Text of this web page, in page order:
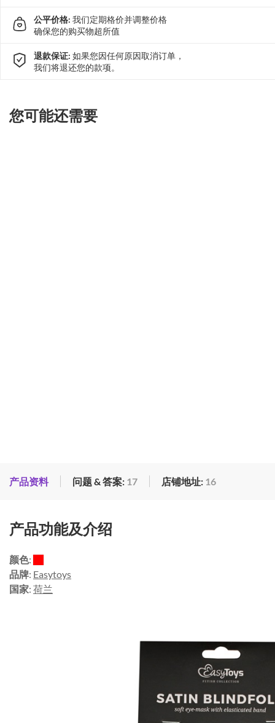
公平价格: 我们定期格价并调整价格
确保您的购买物超所值
退款保证: 如果您因任何原因取消订单，
我们将退还您的款项。
您可能还需要
产品资料 问题 & 答案: 17 店铺地址: 16
产品功能及介绍
颜色:
品牌: Easytoys
国家: 荷兰